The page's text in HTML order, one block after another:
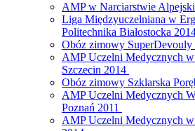
AMP w Narciarstwie
Liga Międzyuczelniana w
Politechnika Białostocka
Obóz zimowy SuperDevouly
AMP Uczelni Medycznych
Szczecin 2014
Obóz zimowy Szklarska
AMP Uczelni Medycznych
Poznań 2011
AMP Uczelni Medycznych w